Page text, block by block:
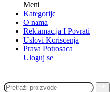
Meni
Kategorije
O nama
Reklamacija I Povrati
Uslovi Koriscenja
Prava Potrosaca
Uloguj se